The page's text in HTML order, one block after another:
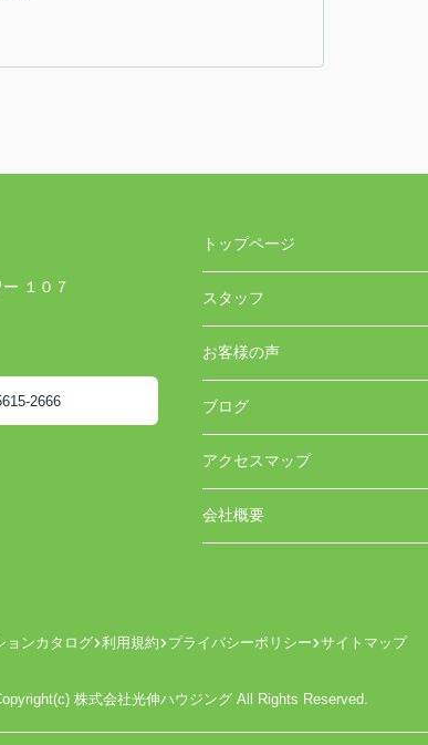
１０７
2666
トップページ
スタッフ
お客様の声
ブログ
アクセスマップ
会社概要
ョンカタログ 利用規約 プライバシーポリシー サイトマップ
株式会社光伸ハウジング All Rights Reserved.